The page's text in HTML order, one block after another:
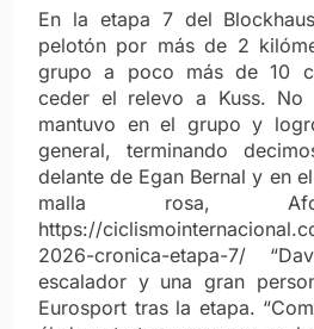
En la etapa 7 del
pelotón por más de 2
grupo a poco más de 10
ceder el relevo a Kuss.
mantuvo en el grupo y
general, terminando
delante de Egan Bernal y en
malla rosa,
https://
2026-cronica-etapa-7/
escalador y una gran
Eurosport tras la etapa.